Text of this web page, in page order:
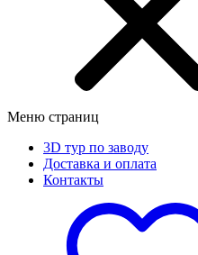
Меню страниц
3D тур по заводу
Доставка и оплата
Контакты